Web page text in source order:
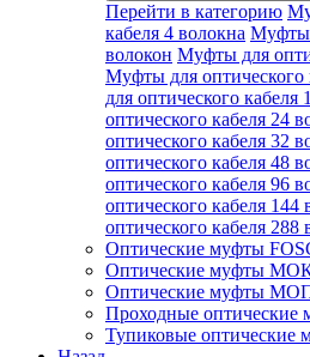
Перейти в категорию
кабеля 4 волокна Муфты
волокон Муфты для
Муфты для оптического
для оптического кабеля
оптического кабеля 24
оптического кабеля 32
оптического кабеля 48
оптического кабеля 96
оптического кабеля 144
оптического кабеля 288
Оптические муфты
Оптические муфты
Оптические муфты
Проходные оптические
Тупиковые оптические